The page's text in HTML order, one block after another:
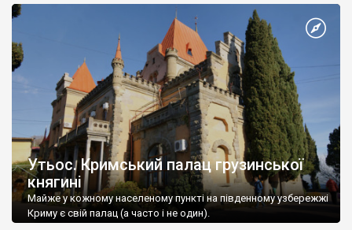
Утьос. Кримський палац грузинської
княгині
Майже у кожному населеному пункті на південному узбережжі
Криму є свій палац (а часто і не один).